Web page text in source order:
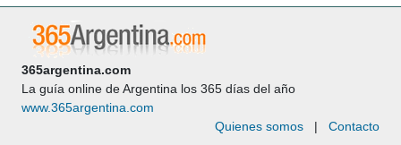
365argentina.com
La guía online de Argentina los 365 días del año
www.365argentina.com
Quienes somos | Contacto